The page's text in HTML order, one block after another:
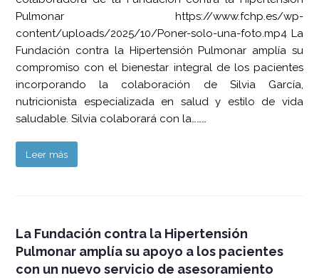
Pulmonar https://www.fchp.es/wp-
content/uploads/2025/10/Poner-solo-una-foto.mp4 La
Fundación contra la Hipertensión Pulmonar amplía su
compromiso con el bienestar integral de los pacientes
incorporando la colaboración de Silvia García,
nutricionista especializada en salud y estilo de vida
saludable. Silvia colaborará con la………
Leer más
La Fundación contra la Hipertensión
Pulmonar amplía su apoyo a los pacientes
con un nuevo servicio de asesoramiento